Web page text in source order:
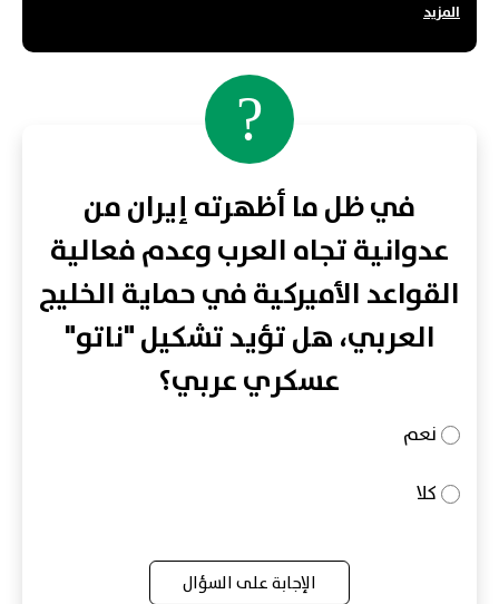
المزيد
?
في ظل ما أظهرته إيران من
عدوانية تجاه العرب وعدم فعالية
القواعد الأميركية في حماية الخليج
العربي، هل تؤيد تشكيل "ناتو"
عسكري عربي؟
نعم
كلا
الإجابة على السؤال